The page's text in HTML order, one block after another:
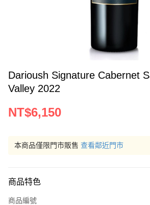
Darioush Signature Cabernet
Valley 2022
NT$6,150
本商品僅限門市販售 查看鄰近門市
商品特色
商品編號